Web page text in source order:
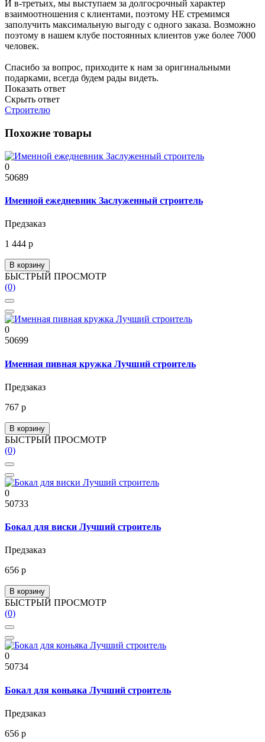
И в-третьих, мы выступаем за долгосрочный характер
взаимоотношения с клиентами, поэтому НЕ стремимся
заполучить максимальную выгоду с одного заказа. Возможно
поэтому в нашем клубе постоянных клиентов уже более 7000
человек.
Спасибо за вопрос, приходите к нам за оригинальными
подарками, всегда будем рады видеть.
Показать ответ
Скрыть ответ
Строителю
Похожие товары
0
50689
Именной ежедневник Заслуженный строитель
Предзаказ
1 444 р
В корзину
БЫСТРЫЙ ПРОСМОТР
(0)
0
50699
Именная пивная кружка Лучший строитель
Предзаказ
767 р
В корзину
БЫСТРЫЙ ПРОСМОТР
(0)
0
50733
Бокал для виски Лучший строитель
Предзаказ
656 р
В корзину
БЫСТРЫЙ ПРОСМОТР
(0)
0
50734
Бокал для коньяка Лучший строитель
Предзаказ
656 р